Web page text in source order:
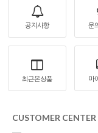
공지사항 문
최근본상품 마
CUSTOMER CENTER